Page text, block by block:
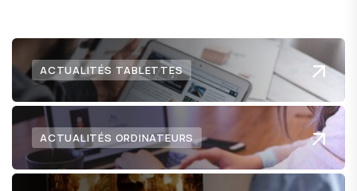
ACTUALITÉS TABLETTES
ACTUALITÉS ORDINATEURS